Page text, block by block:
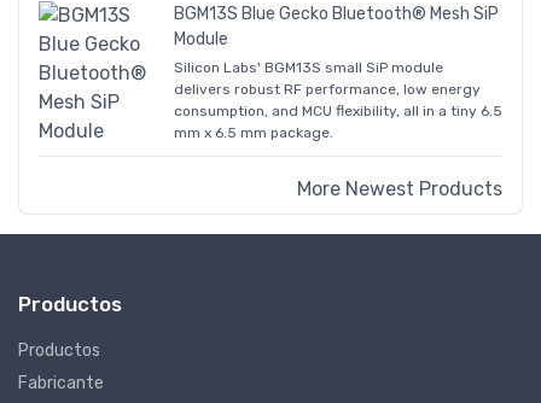
BGM13S Blue Gecko Bluetooth® Mesh SiP
Module
Silicon Labs' BGM13S small SiP module
delivers robust RF performance, low energy
consumption, and MCU flexibility, all in a tiny 6.5
mm x 6.5 mm package.
More Newest Products
Productos
Productos
Fabricante